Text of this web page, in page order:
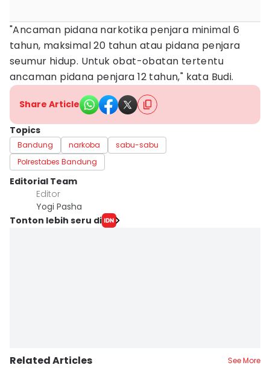
"Ancaman pidana narkotika penjara minimal 6
tahun, maksimal 20 tahun atau pidana penjara
seumur hidup. Untuk obat-obatan tertentu
ancaman pidana penjara 12 tahun," kata Budi.
Share Article
Topics
Bandung narkoba
sabu-sabu
Polrestabes Bandung
Editorial Team
Editor
Yogi Pasha
Tonton lebih seru di
Related Articles See More